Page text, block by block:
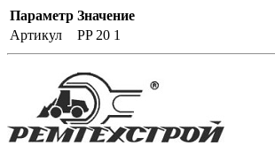
Параметр Значение
Артикул
PP 20 1